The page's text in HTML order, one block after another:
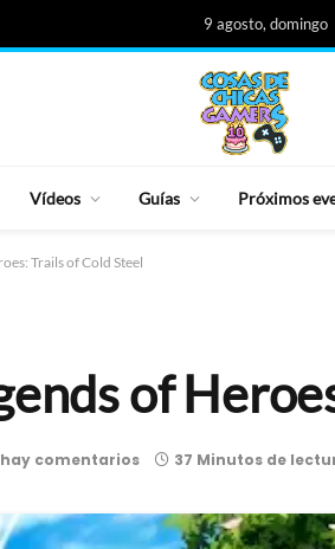
9 agosto, domingo
Vídeos Guías Próximos
Trails of Cold Steel
of
comentarios 37 Minutos de